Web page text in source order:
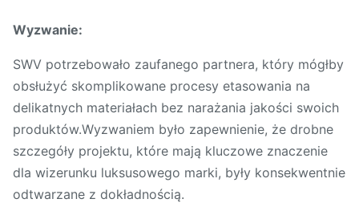
Wyzwanie:
SWV potrzebowało zaufanego partnera, który mógłby
obsłużyć skomplikowane procesy etasowania na
delikatnych materiałach bez narażania jakości swoich
produktów.Wyzwaniem było zapewnienie, że drobne
szczegóły projektu, które mają kluczowe znaczenie
dla wizerunku luksusowego marki, były konsekwentnie
odtwarzane z dokładnością.